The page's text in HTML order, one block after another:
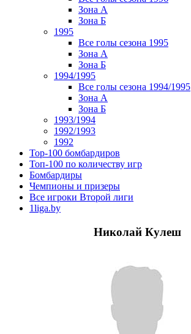
Зона А
Зона Б
1995
Все голы сезона 1995
Зона А
Зона Б
1994/1995
Все голы сезона 1994/1995
Зона А
Зона Б
1993/1994
1992/1993
1992
Top-100 бомбардиров
Топ-100 по количеству игр
Бомбардиры
Чемпионы и призеры
Все игроки Второй лиги
1liga.by
Николай Кулеш